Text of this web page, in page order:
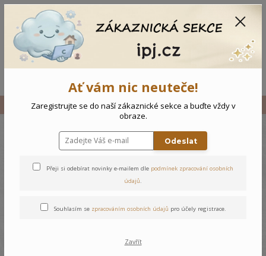
Vše Kojenecké dupačky Kytičky
Kojenecké dupačky Kytičky
Ať vám nic neuteče!
Zaregistrujte se do naší zákaznické sekce a buďte vždy v
obraze.
Odeslat
Přeji si odebírat novinky e-mailem dle podmínek zpracování osobních
údajů.
Souhlasím se zpracováním osobních údajů pro účely registrace.
Zavřít